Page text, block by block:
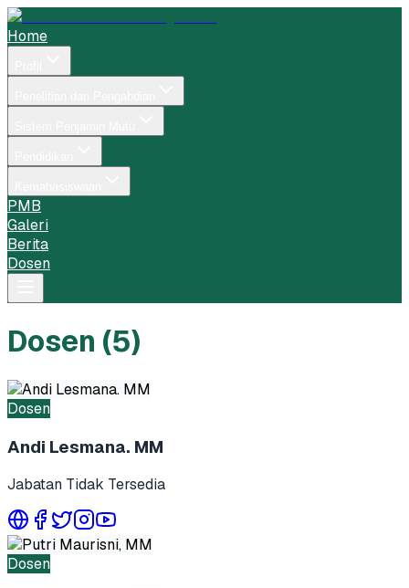
Home
PMB
Galeri
Berita
Dosen
Dosen (5)
Dosen
Andi Lesmana. MM
Jabatan Tidak Tersedia
Dosen